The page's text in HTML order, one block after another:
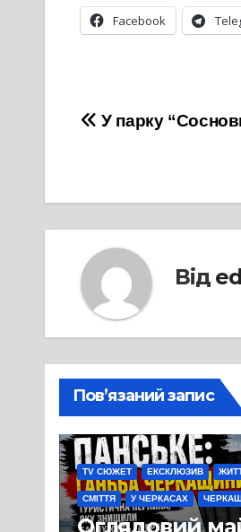
Facebook
Навігація
У парку
Від
Пов’язаний запис
TV СЮЖЕТ ЕКСКЛЮЗИВ
СМІТТЯ У ЧЕРКАСАХ
Оглядовий